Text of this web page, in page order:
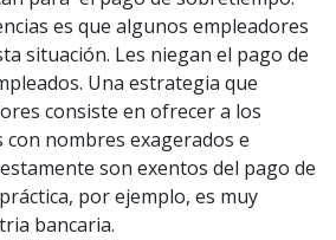
es que algunos empleadores
situación. Les niegan el pago de
Una estrategia que
consiste en ofrecer a los
nombres exagerados e
son exentos del pago de
por ejemplo, es muy
bancaria.